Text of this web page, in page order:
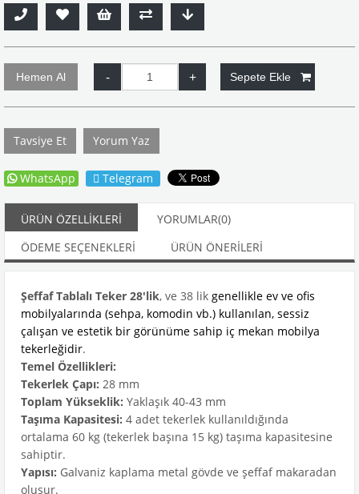
Tavsiye Et Yorum Yaz
WhatsApp Telegram
ÜRÜN ÖZELLIKLERI YORUMLAR(0)
ÖDEME SEÇENEKLERI
ÜRÜN ÖNERILERI
Şeffaf Tablalı Teker 28'lik, ve 38 lik genellikle ev ve ofis
mobilyalarında (sehpa, komodin vb.) kullanılan, sessiz
çalışan ve estetik bir görünüme sahip iç mekan mobilya
tekerleğidir.
Temel Özellikleri:
Tekerlek Çapı: 28 mm
Toplam Yükseklik: Yaklaşık 40-43 mm
Taşıma Kapasitesi: 4 adet tekerlek kullanıldığında
ortalama 60 kg (tekerlek başına 15 kg) taşıma kapasitesine
sahiptir.
Yapısı: Galvaniz kaplama metal gövde ve şeffaf makaradan
oluşur.